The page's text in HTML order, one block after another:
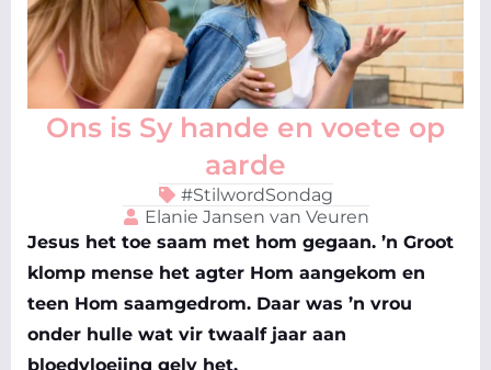
Ons is Sy hande en voete op
aarde
#StilwordSondag
Elanie Jansen van Veuren
Jesus het toe saam met hom gegaan. ’n Groot
klomp mense het agter Hom aangekom en
teen Hom saamgedrom. Daar was ’n vrou
onder hulle wat vir twaalf jaar aan
bloedvloeiing gely het.